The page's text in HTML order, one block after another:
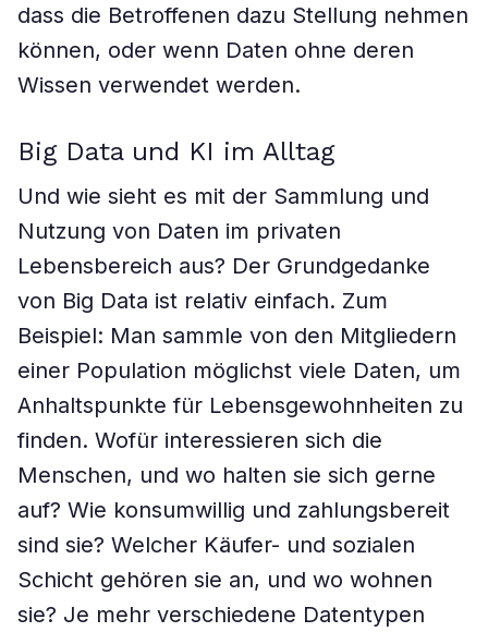
dass die Betroffenen dazu Stellung nehmen
können, oder wenn Daten ohne deren
Wissen verwendet werden.
Big Data und KI im Alltag
Und wie sieht es mit der Sammlung und
Nutzung von Daten im privaten
Lebensbereich aus? Der Grundgedanke
von Big Data ist relativ einfach. Zum
Beispiel: Man sammle von den Mitgliedern
einer Population möglichst viele Daten, um
Anhaltspunkte für Lebensgewohnheiten zu
finden. Wofür interessieren sich die
Menschen, und wo halten sie sich gerne
auf? Wie konsumwillig und zahlungsbereit
sind sie? Welcher Käufer- und sozialen
Schicht gehören sie an, und wo wohnen
sie? Je mehr verschiedene Datentypen